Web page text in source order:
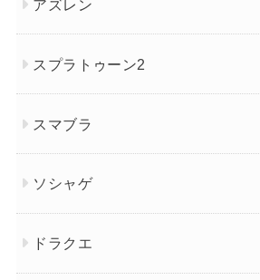
アズレン
スプラトゥーン2
スマブラ
ソシャゲ
ドラクエ